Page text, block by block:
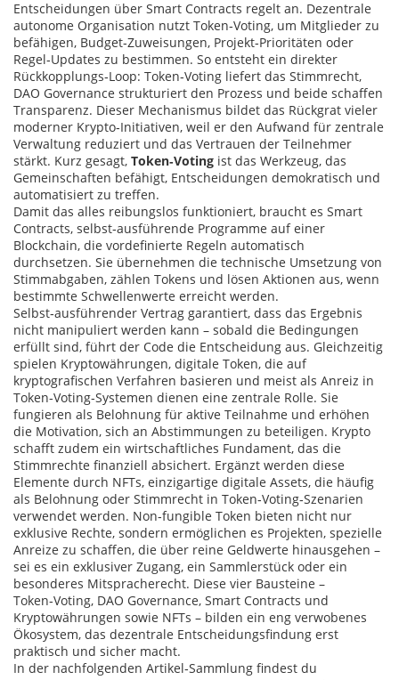
Entscheidungen über Smart Contracts regelt an. Dezentrale
autonome Organisation nutzt Token‑Voting, um Mitglieder zu
befähigen, Budget‑Zuweisungen, Projekt‑Prioritäten oder
Regel‑Updates zu bestimmen. So entsteht ein direkter
Rückkopplungs‑Loop: Token‑Voting liefert das Stimmrecht,
DAO Governance strukturiert den Prozess und beide schaffen
Transparenz. Dieser Mechanismus bildet das Rückgrat vieler
moderner Krypto‑Initiativen, weil er den Aufwand für zentrale
Verwaltung reduziert und das Vertrauen der Teilnehmer
stärkt. Kurz gesagt, Token‑Voting ist das Werkzeug, das
Gemeinschaften befähigt, Entscheidungen demokratisch und
automatisiert zu treffen.
Damit das alles reibungslos funktioniert, braucht es Smart
Contracts, selbst‑ausführende Programme auf einer
Blockchain, die vordefinierte Regeln automatisch
durchsetzen. Sie übernehmen die technische Umsetzung von
Stimmabgaben, zählen Tokens und lösen Aktionen aus, wenn
bestimmte Schwellenwerte erreicht werden.
Selbst‑ausführender Vertrag garantiert, dass das Ergebnis
nicht manipuliert werden kann – sobald die Bedingungen
erfüllt sind, führt der Code die Entscheidung aus. Gleichzeitig
spielen Kryptowährungen, digitale Token, die auf
kryptografischen Verfahren basieren und meist als Anreiz in
Token‑Voting‑Systemen dienen eine zentrale Rolle. Sie
fungieren als Belohnung für aktive Teilnahme und erhöhen
die Motivation, sich an Abstimmungen zu beteiligen. Krypto
schafft zudem ein wirtschaftliches Fundament, das die
Stimmrechte finanziell absichert. Ergänzt werden diese
Elemente durch NFTs, einzigartige digitale Assets, die häufig
als Belohnung oder Stimmrecht in Token‑Voting‑Szenarien
verwendet werden. Non‑fungible Token bieten nicht nur
exklusive Rechte, sondern ermöglichen es Projekten, spezielle
Anreize zu schaffen, die über reine Geldwerte hinausgehen –
sei es ein exklusiver Zugang, ein Sammlerstück oder ein
besonderes Mitspracherecht. Diese vier Bausteine –
Token‑Voting, DAO Governance, Smart Contracts und
Kryptowährungen sowie NFTs – bilden ein eng verwobenes
Ökosystem, das dezentrale Entscheidungsfindung erst
praktisch und sicher macht.
In der nachfolgenden Artikel‑Sammlung findest du